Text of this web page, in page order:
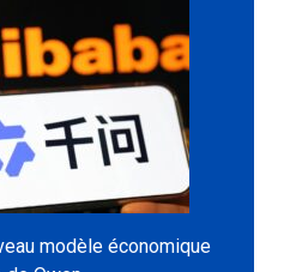
modèle économique